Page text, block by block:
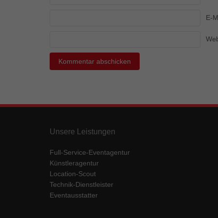
E-
Unsere Leistungen
Full-Service-Eventagentur
Künstleragentur
Location-Scout
Technik-Dienstleister
Eventausstatter